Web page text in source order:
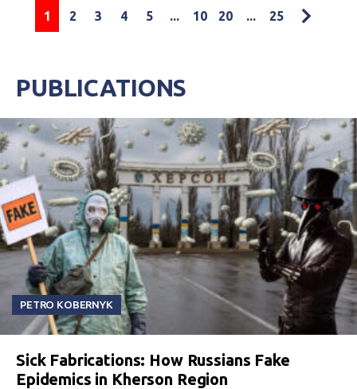
1 2 3 4 5 ... 10 20 ... 25
PUBLICATIONS
PETRO KOBERNYK
Sick Fabrications: How Russians Fake
Epidemics in Kherson Region